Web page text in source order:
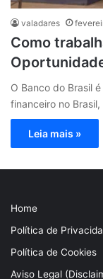
valadares
Como
O Banco do Brasil
financeiro no
Leia mais »
Home
Política de
Política de Cookies
Aviso Legal